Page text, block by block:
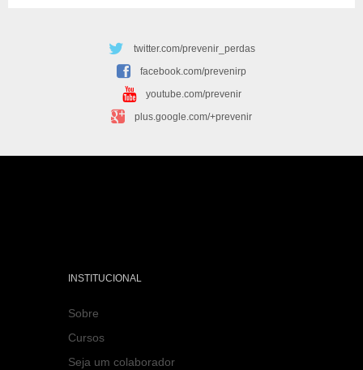
twitter.com/prevenir_perdas
facebook.com/prevenirp
youtube.com/prevenir
plus.google.com/+prevenir
INSTITUCIONAL
Sobre
Cursos
Seja um colaborador